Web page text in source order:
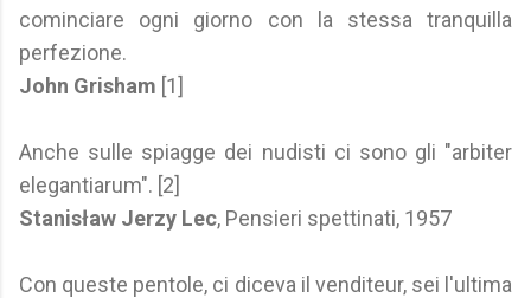
cominciare ogni giorno con la stessa tranquilla
perfezione.
John Grisham [1]
Anche sulle spiagge dei nudisti ci sono gli "arbiter
elegantiarum". [2]
Stanisław Jerzy Lec, Pensieri spettinati, 1957
Con queste pentole, ci diceva il venditeur, sei l'ultima